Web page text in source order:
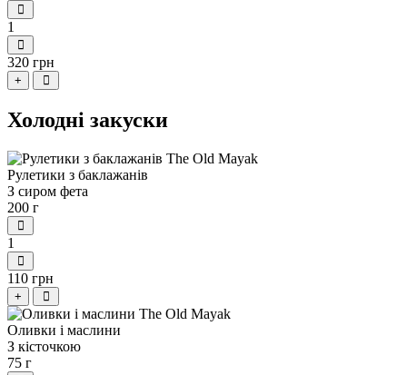
1
320 грн
+
Холодні закуски
Рулетики з баклажанів
З сиром фета
200 г
1
110 грн
+
Оливки і маслини
З кісточкою
75 г